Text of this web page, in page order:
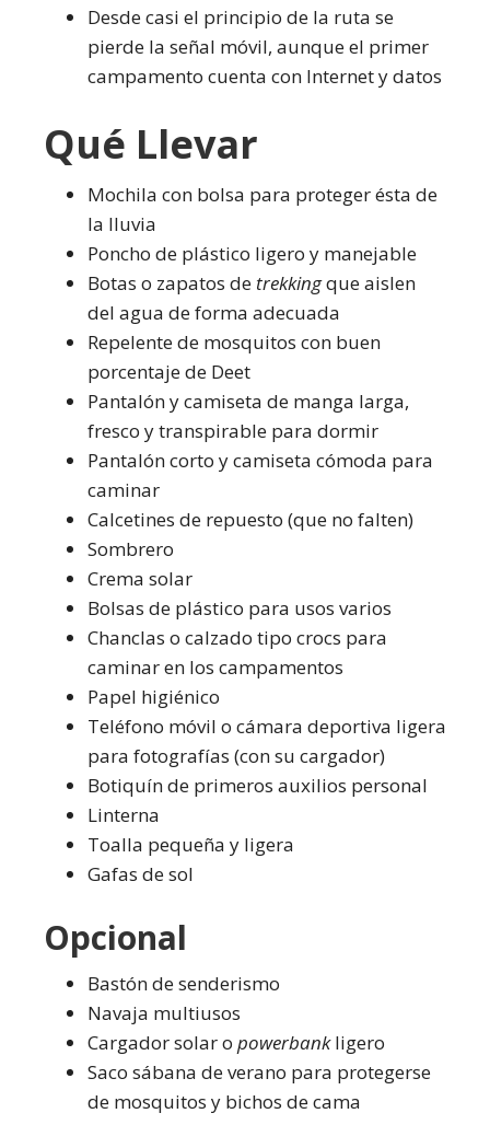
Desde casi el principio de la ruta se
pierde la señal móvil, aunque el primer
campamento cuenta con Internet y datos
Qué Llevar
Mochila con bolsa para proteger ésta de
la lluvia
Poncho de plástico ligero y manejable
Botas o zapatos de trekkingque aislen
del agua de forma adecuada
Repelente de mosquitos con buen
porcentaje de Deet
Pantalón y camiseta de manga larga,
fresco y transpirable para dormir
Pantalón corto y camiseta cómoda para
caminar
Calcetines de repuesto (que no falten)
Sombrero
Crema solar
Bolsas de plástico para usos varios
Chanclas o calzado tipo crocs para
caminar en los campamentos
Papel higiénico
Teléfono móvil o cámara deportiva ligera
para fotografías (con su cargador)
Botiquín de primeros auxilios personal
Linterna
Toalla pequeña y ligera
Gafas de sol
Opcional
Bastón de senderismo
Navaja multiusos
Cargador solar o powerbankligero
Saco sábana de verano para protegerse
de mosquitos y bichos de cama